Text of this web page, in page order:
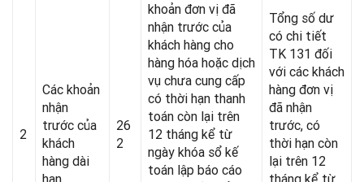
2
Các khoản
nhận
trước của
khách
hàng dài
hạn
26
2
khoản đơn vị đã
nhận trước của
khách hàng cho
hàng hóa hoặc dịch
vụ chưa cung cấp
có thời hạn thanh
toán còn lại trên
12 tháng kể từ
ngày khóa sổ kế
toán lập báo cáo
Tổng số dư
có chi tiết
TK 131 đối
với các khách
hàng đơn vị
đã nhận
trước, có
thời hạn còn
lại trên 12
tháng kể từ